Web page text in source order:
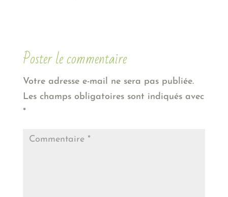
Poster le commentaire
Votre adresse e-mail ne sera pas publiée.
Les champs obligatoires sont indiqués avec
*